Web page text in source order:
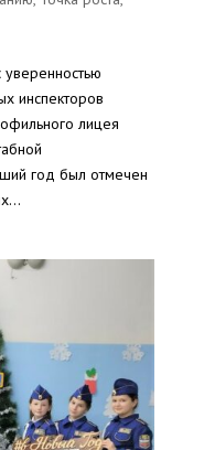
инспекторов
лицея
год был отмечен